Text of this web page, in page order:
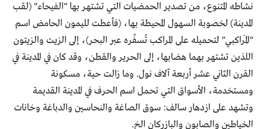
نشاطه المتنوع، من تصدير الحمضيات التي تشتهر بها "الفيحاء" (لقب
المدينة) لخصوبة السهول المحيطة بها، (فأعطت لليمون الحامض اسم
"المَراكبي" لتحميله على المراكب تُسفّره عبر البحر)، إلى الزيت والزيتون
اللذين تشتهر بهما هضابها، إلى الحرير والقطن، وقد كان في المدينة في
القرن الثاني عشر أربعة آلاف نول. وما زالت حية، مسكونة
ومستخدمة، الأسواق التي تحمل اسم الحرف في المدينة القديمة
وتشهد على ازدهار سالف: سوق الصاغة والنحاسين والدباغة وخانات
الخياطين والصابون والبازركان الخ.